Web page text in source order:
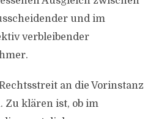
und im
verbleibender
an die Vorinstanz
Zu klären ist, ob im